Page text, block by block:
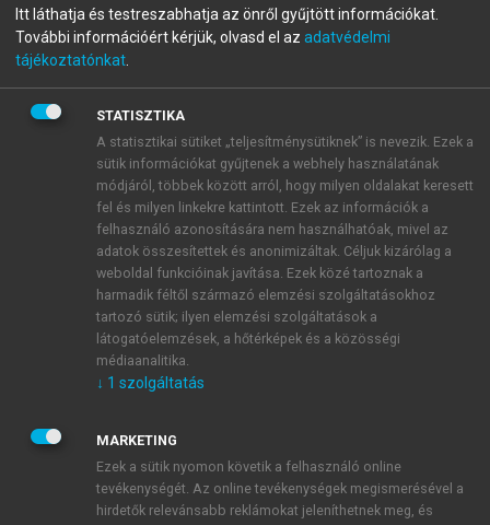
fiókoddal,vagy hozz létre új fiókot.
A regisztráció után apróbaidőszakautomatikusan
BELÉPÉS SAJÁT FIÓKKAL
ÚJ FIÓK LÉTREHOZÁSA
1 óra díjmentes hozzáférés
E-MAIL-CÍM
JELSZÓ
JELSZÓ ÚJRA
Itt láthatja és testreszabhatja az önről gyűjtött információkat.
További információért kérjük, olvasd el az adatvédelmi
tájékoztatónkat
STATISZTIKA
A statisztikai sütiket „teljesítménysütiknek” is nevezik. Ezek a
sütik információkat gyűjtenek a webhely használatának
módjáról, többek között arról, hogy milyen oldalakat keresett
fel és milyen linkekre kattintott. Ezek az információk a
felhasználó azonosítására nem használhatóak, mivel az
adatok összesítettek és anonimizáltak. Céljuk kizárólag a
weboldal funkcióinak javítása. Ezek közé tartoznak a
harmadik féltől származó elemzési szolgáltatásokhoz
tartozó sütik; ilyen elemzési szolgáltatások a
látogatóelemzések, a hőtérképek és a közösségi
médiaanalitika.
↓ 1 szolgáltatás
MARKETING
Ezek a sütik nyomon követik a felhasználó online
tevékenységét. Az online tevékenységek megismerésével a
hirdetők relevánsabb reklámokat jeleníthetnek meg, és